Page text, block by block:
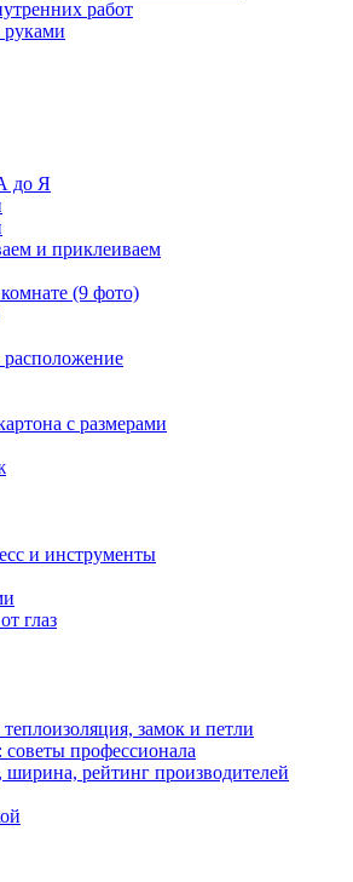
работ
руками
до Я
и приклеиваем
(9 фото)
расположение
с размерами
и инструменты
глаз
замок и петли
профессионала
рейтинг производителей